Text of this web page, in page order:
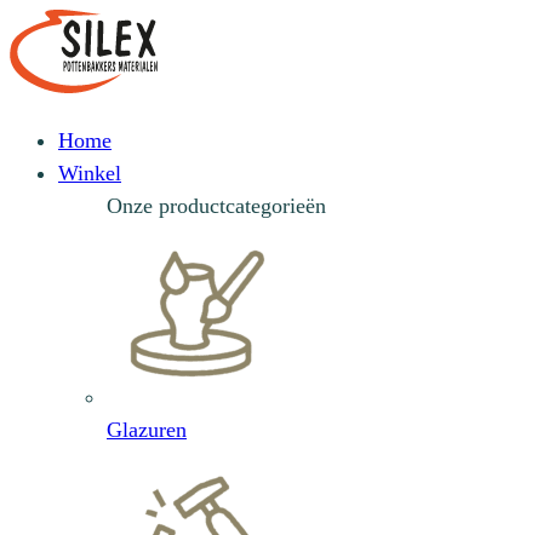
Home
Winkel
Onze productcategorieën
Glazuren